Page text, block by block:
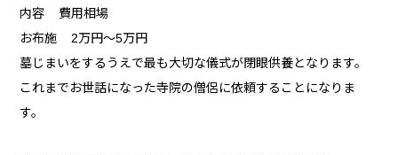
内容 費用相場
お布施 2万円〜5万円
墓じまいをするうえで最も大切な儀式が閉眼供養となります。
これまでお世話になった寺院の僧侶に依頼することになりま
す。